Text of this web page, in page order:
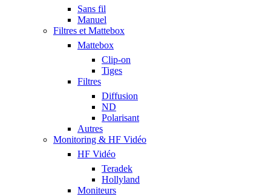
Sans fil
Manuel
Filtres et Mattebox
Mattebox
Clip-on
Tiges
Filtres
Diffusion
ND
Polarisant
Autres
Monitoring & HF Vidéo
HF Vidéo
Teradek
Hollyland
Moniteurs